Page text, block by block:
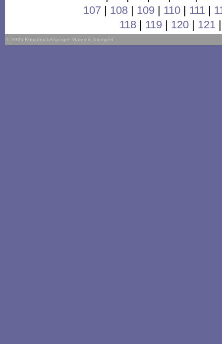
107 | 108| 109| 110| 111|
118 | 119 | 120 | 121
© 2026 KunstbuchAnzeiger, Gabriele Klempert